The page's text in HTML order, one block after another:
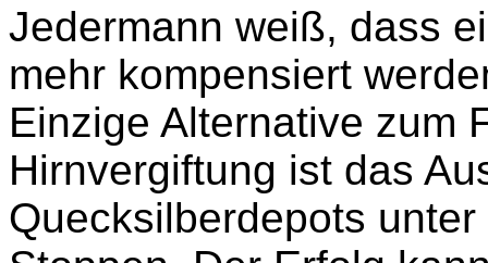
Jedermann weiß, dass
mehr kompensiert
Einzige Alternative zum
Hirnvergiftung ist das
Quecksilberdepots